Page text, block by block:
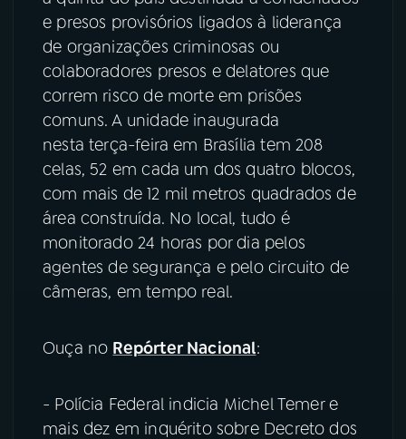
e presos provisórios ligados à liderança
de organizações criminosas ou
colaboradores presos e delatores que
correm risco de morte em prisões
comuns. A unidade inaugurada
nesta terça-feira em Brasília tem 208
celas, 52 em cada um dos quatro blocos,
com mais de 12 mil metros quadrados de
área construída. No local, tudo é
monitorado 24 horas por dia pelos
agentes de segurança e pelo circuito de
câmeras, em tempo real.
Ouça no Repórter Nacional:
- Polícia Federal indicia Michel Temer e
mais dez em inquérito sobre Decreto dos